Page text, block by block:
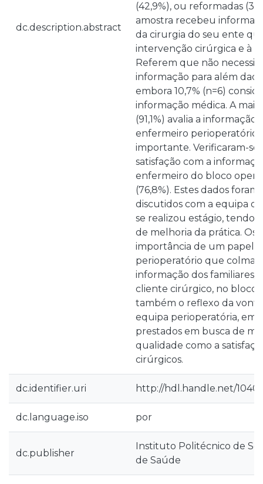
dc.description.abstract
(42,9%), ou reformadas
amostra recebeu
da cirurgia do seu ente
intervenção cirúrgica e à
Referem que não
informação para além
embora 10,7% (n=6)
informação médica. A
(91,1%) avalia a
enfermeiro perioperatório
importante. Verificaram-se
satisfação com a
enfermeiro do bloco
(76,8%). Estes dados
discutidos com a equipa
se realizou estágio, tendo
de melhoria da prática. Os
importância de um papel
perioperatório que
informação dos familiares/
cliente cirúrgico, no bloco
também o reflexo da
equipa perioperatória, em
prestados em busca de
qualidade como a
cirúrgicos.
dc.identifier.uri http://hdl.handle.net/
dc.language.iso por
dc.publisher
Instituto Politécnico de
de Saúde